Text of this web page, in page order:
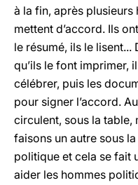
à la fin, après plusieurs
mettent d’accord. Ils
le résumé, ils le lisent...
qu’ils le font imprimer,
célébrer, puis les
pour signer l’accord.
circulent, sous la table,
faisons un autre sous
politique et cela se fait
aider les hommes